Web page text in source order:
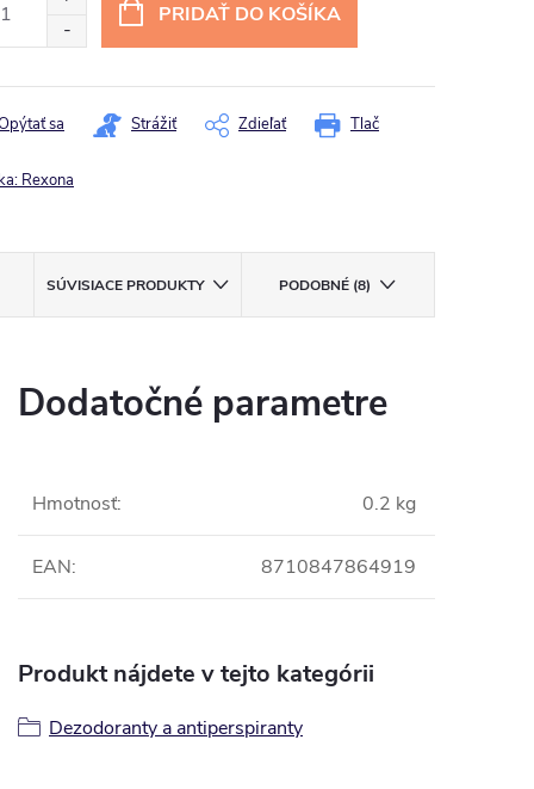
PRIDAŤ DO KOŠÍKA
Tlač
sa Strážiť Zdieľať
Rexona
SÚVISIACE PRODUKTY PODOBNÉ (8)
Dodatočné parametre
Hmotnosť: 0.2 kg
EAN: 8710847864919
Produkt nájdete v tejto kategórii
Dezodoranty a antiperspiranty